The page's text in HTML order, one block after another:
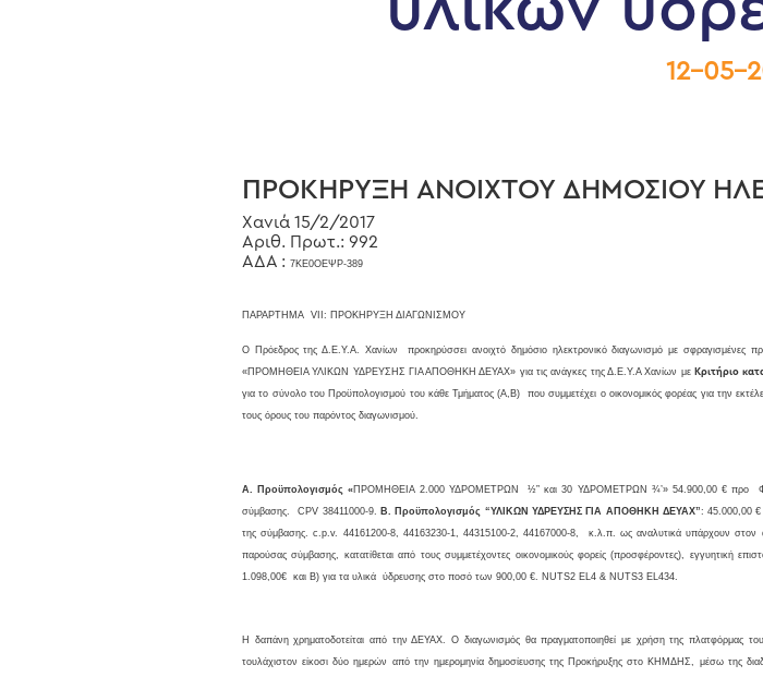
Hit enter to search or ESC to close
12-05-
ΠΡΟΚΗΡΥΞΗ ΑΝΟΙΧΤΟΥ ΔΗΜΟΣΙΟΥ
Χανιά 15/2/2017
Αριθ. Πρωτ.: 992
ΑΔΑ : 7ΚΕ0ΟΕΨΡ-389
ΠΑΡΑΡΤΗΜΑ VII : ΠΡΟΚΗΡΥΞΗ ΔΙΑΓΩΝΙΣΜΟΥ
Ο Πρόεδρος της Δ.Ε.Υ.Α. Χανίων προκηρύσσει ανοιχτό δημόσιο ηλεκτρονικό διαγωνισμό με
«ΠΡΟΜΗΘΕΙΑ ΥΛΙΚΩΝ ΥΔΡΕΥΣΗΣ ΓΙΑ ΑΠΟΘΗΚΗ ΔΕΥΑΧ» για τις ανάγκες της Δ.Ε.Υ.Α Χανίων με Κριτήριο
για το σύνολο του Προϋπολογισμού του κάθε Τμήματος (Α,Β) που συμμετέχει ο οικονομικός φορέας για την
τους όρους του παρόντος διαγωνισμού.
Α. Προϋπολογισμός «ΠΡΟΜΗΘΕΙΑ 2.000 ΥΔΡΟΜΕΤΡΩΝ ½” και 30 ΥΔΡΟΜΕΤΡΩΝ ¾’» 54.900,00 € προ Φ.Π.Α
σύμβασης. CPV 38411000-9. Β. Προϋπολογισμός “ΥΛΙΚΩΝ ΥΔΡΕΥΣΗΣ ΓΙΑ ΑΠΟΘΗΚΗ ΔΕΥΑΧ”: 45.000,00 €
της σύμβασης.c.p.v. 44161200-8, 44163230-1, 44315100-2, 44167000-8, κ.λ.π. ως αναλυτικά υπάρχουν στον
παρούσας σύμβασης, κατατίθεται από τους συμμετέχοντες οικονομικούς φορείς (προσφέροντες),
1.098,00€ και Β) για τα υλικά ύδρευσης στο ποσό των 900,00 €. NUTS2 EL4 & NUTS3 EL434.
Η δαπάνη χρηματοδοτείται από την ΔΕΥΑΧ. Ο διαγωνισμός θα πραγματοποιηθεί με χρήση της
τουλάχιστον είκοσι δύο ημερών από την ημερομηνία δημοσίευσης της Προκήρυξης στο ΚΗΜΔΗΣ, μέσω της